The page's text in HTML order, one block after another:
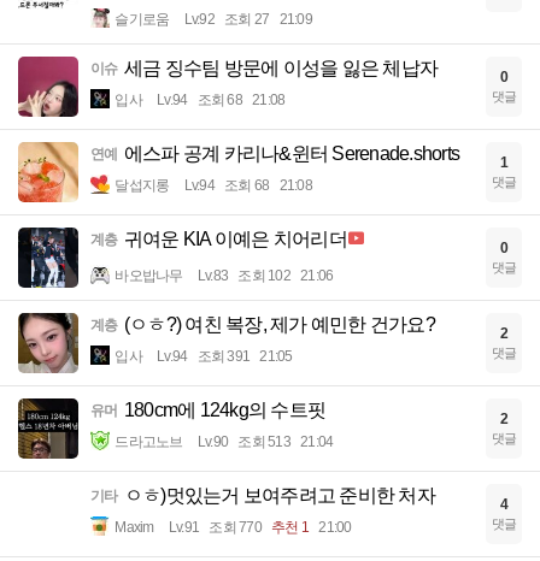
슬기로움 Lv.92 조회 27 21:09
이슈 세금 징수팀 방문에 이성을 잃은 체납자
입사 Lv.94 조회 68 21:08
0
댓글
연예 에스파 공계 카리나&윈터 Serenade.shorts
달섭지롱 Lv.94 조회 68 21:08
1
댓글
계층 귀여운 KIA 이예은 치어리더
바오밥나무 Lv.83 조회 102 21:06
0
댓글
계층 (ㅇㅎ?) 여친 복장, 제가 예민한 건가요?
입사 Lv.94 조회 391 21:05
2
댓글
유머 180cm에 124kg의 수트핏
드라고노브 Lv.90 조회 513 21:04
2
댓글
기타 ㅇㅎ)멋있는거 보여주려고 준비한 처자
Maxim Lv.91 조회 770 추천 1 21:00
4
댓글